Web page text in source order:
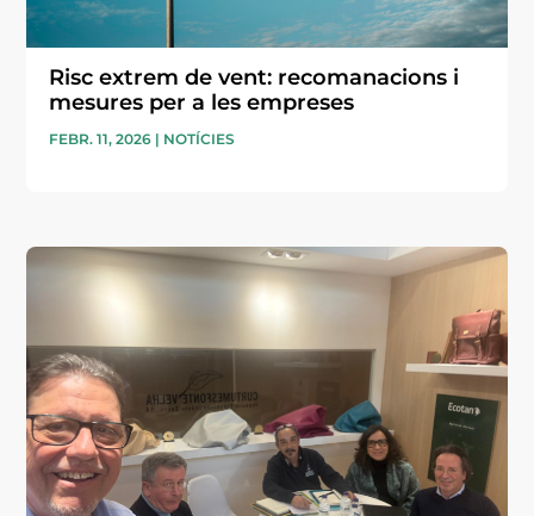
Risc extrem de vent: recomanacions i
mesures per a les empreses
FEBR. 11, 2026 | NOTÍCIES